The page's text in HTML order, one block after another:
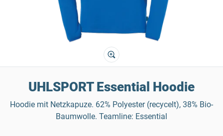
UHLSPORT Essential Hoodie
Hoodie mit Netzkapuze. 62% Polyester (recycelt), 38% Bio-
Baumwolle. Teamline: Essential